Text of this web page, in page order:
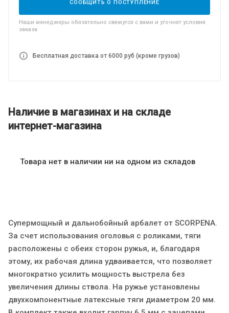
СООБЩИТЬ О ПОСТУПЛЕНИЕ
Наши менеджеры обязательно свяжутся с вами и уточнят условия
заказа
Бесплатная доставка от 6000 руб (кроме грузов)
Наличие в магазинах и на складе
интернет-магазина
Товара нет в наличии ни на одном из складов
Супермощный и дальнобойный арбалет от SCORPENA.
За счет использования оголовья с роликами, тяги
расположены с обеих сторон ружья, и, благодаря
этому, их рабочая длина удваивается, что позволяет
многократно усилить мощность выстрела без
увеличения длины ствола. На ружье установлены
двухкомпонентные латексные тяги диаметром 20 мм.